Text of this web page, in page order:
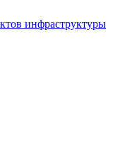
инфраструктуры